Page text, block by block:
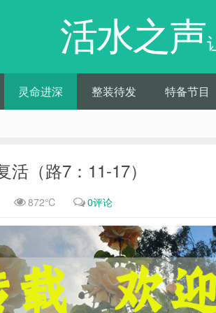
活水之声
灵命进深 整装待发 特备节目
（路7：11-17）
872℃ 0评论